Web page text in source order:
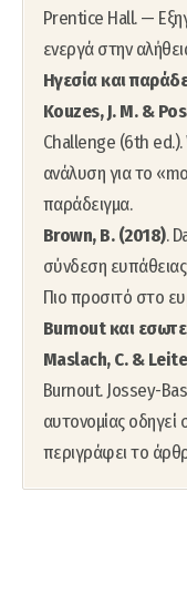
Prentice Hall. —
ενεργά στην
Ηγεσία και
Kouzes, J. M. &
Challenge (6th ed.).
ανάλυση για το
παράδειγμα.
Brown, B. (2018).
σύνδεση
Πιο προσιτό στο
Burnout και
Maslach, C. &
Burnout. Jossey-
αυτονομίας
περιγράφει το